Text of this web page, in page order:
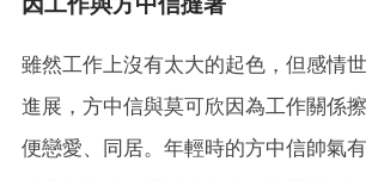
雖然工作上沒有太大的起色，但感情
進展，方中信與莫可欣因為工作關係
便戀愛、同居。年輕時的方中信帥氣